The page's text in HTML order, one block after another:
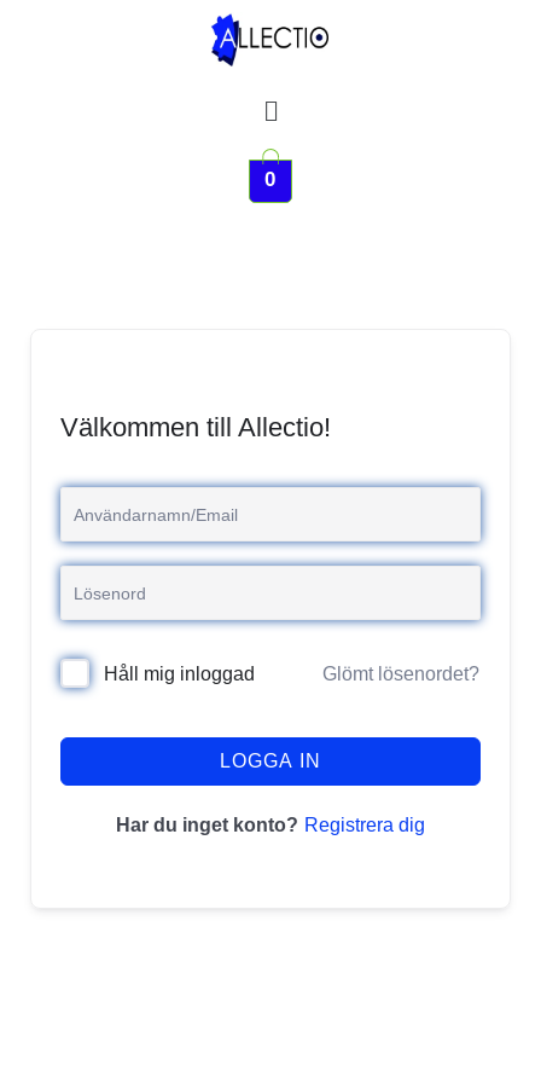
Meny
0
Välkommen till Allectio!
Håll mig inloggad Glömt lösenordet?
LOGGA IN
Har du inget konto? Registrera dig